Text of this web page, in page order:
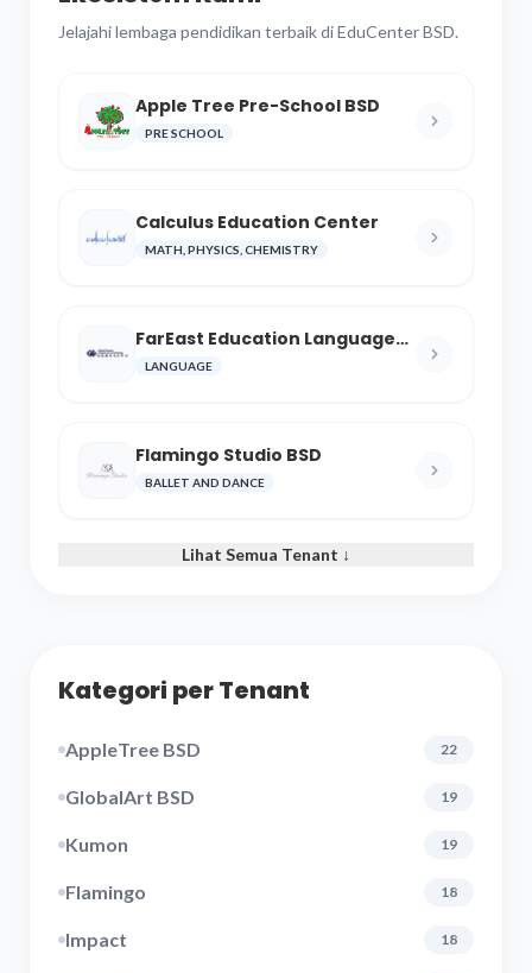
Jelajahi lembaga pendidikan terbaik di EduCenter BSD.
Apple Tree Pre-School BSD
PRE SCHOOL
Calculus Education Center
MATH, PHYSICS, CHEMISTRY
FarEast Education Language
and Cultural Center
LANGUAGE
Flamingo Studio BSD
BALLET AND DANCE
Lihat Semua Tenant ↓
Kategori per Tenant
AppleTree BSD 22
GlobalArt BSD 19
Kumon 19
Flamingo 18
Impact 18